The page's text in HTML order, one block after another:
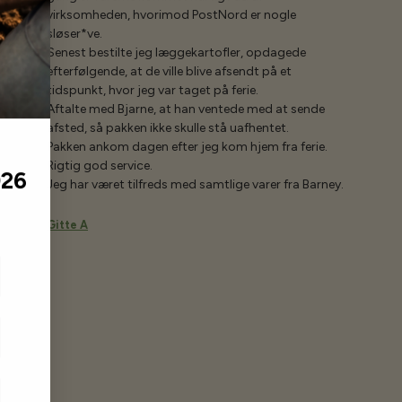
virksomheden, hvorimod PostNord er nogle
sløser*ve.
Senest bestilte jeg læggekartofler, opdagede
efterfølgende, at de ville blive afsendt på et
tidspunkt, hvor jeg var taget på ferie.
Aftalte med Bjarne, at han ventede med at sende
afsted, så pakken ikke skulle stå uafhentet.
Pakken ankom dagen efter jeg kom hjem fra ferie.
Rigtig god service.
Jeg har været tilfreds med samtlige varer fra Barney.
Gitte A